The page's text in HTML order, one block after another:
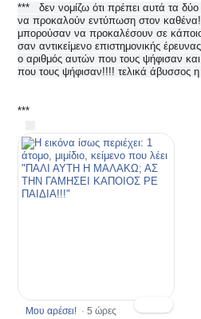
*** δεν νομίζω ότι πρέπει αυτά τα
να προκαλούν εντύπωση στον
μπορούσαν να προκαλέσουν σε
σαν αντικείμενο επιστημονικής
ο αριθμός αυτών που τους ψήφισαν
που τους ψήφισαν!!!! τελικά άβυσσος
***
Μου αρέσει! · 5 ώρες